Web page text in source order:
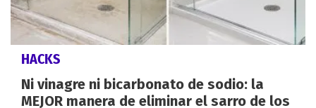
HACKS
Ni vinagre ni bicarbonato de sodio: la
MEJOR manera de eliminar el sarro de los